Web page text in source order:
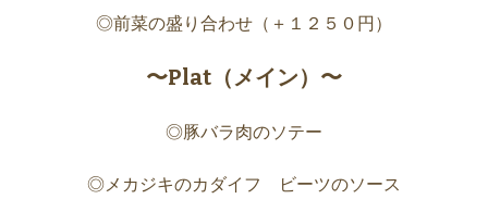
◎前菜の盛り合わせ（＋１２５０円）
〜Plat（メイン）〜
◎豚バラ肉のソテー
◎メカジキのカダイフ ビーツのソース